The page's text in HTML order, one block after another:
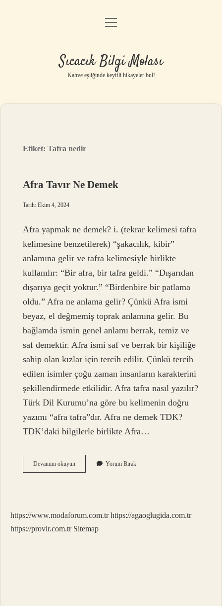
Anasayfa
Yasal Uyarı
menüyü
Sıcacık Bilgi Molası
Kahve eşliğinde keyifli hikayeler bul!
Etiket:Tafra nedir
Afra Tavır Ne Demek
Tarih: Ekim 4, 2024
Afra yapmak ne demek? i. (tekrar kelimesi tafra
kelimesine benzetilerek) “şakacılık, kibir”
anlamına gelir ve tafra kelimesiyle birlikte
kullanılır: “Bir afra, bir tafra geldi.” “Dışarıdan
dışarıya geçit yoktur.” “Birdenbire bir patlama
oldu.” Afra ne anlama gelir? Çünkü Afra ismi
beyaz, el değmemiş toprak anlamına gelir. Bu
bağlamda ismin genel anlamı berrak, temiz ve
saf demektir. Afra ismi saf ve berrak bir kişiliğe
sahip olan kızlar için tercih edilir. Çünkü tercih
edilen isimler çoğu zaman insanların karakterini
şekillendirmede etkilidir. Afra tafra nasıl yazılır?
Türk Dil Kurumu’na göre bu kelimenin doğru
yazımı “afra tafra”dır. Afra ne demek TDK?
TDK’daki bilgilerle birlikte Afra…
Devamını okuyunAfra
Tavır
Yorum Bırak
https://www.modaforum.com.tr https://agaoglugida.com.tr
https://provir.com.tr Sitemap